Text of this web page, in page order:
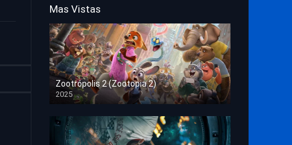
Mas Vistas
Zootrópolis 2 (Zootopia 2)
2025
HD 1080p